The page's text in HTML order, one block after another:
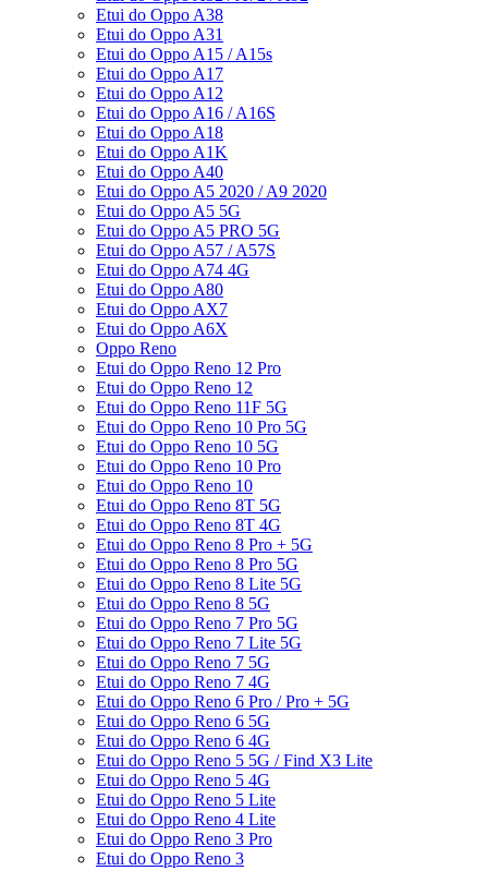
Etui do Oppo A38
Etui do Oppo A31
Etui do Oppo A15 / A15s
Etui do Oppo A17
Etui do Oppo A12
Etui do Oppo A16 / A16S
Etui do Oppo A18
Etui do Oppo A1K
Etui do Oppo A40
Etui do Oppo A5 2020 / A9 2020
Etui do Oppo A5 5G
Etui do Oppo A5 PRO 5G
Etui do Oppo A57 / A57S
Etui do Oppo A74 4G
Etui do Oppo A80
Etui do Oppo AX7
Etui do Oppo A6X
Oppo Reno
Etui do Oppo Reno 12 Pro
Etui do Oppo Reno 12
Etui do Oppo Reno 11F 5G
Etui do Oppo Reno 10 Pro 5G
Etui do Oppo Reno 10 5G
Etui do Oppo Reno 10 Pro
Etui do Oppo Reno 10
Etui do Oppo Reno 8T 5G
Etui do Oppo Reno 8T 4G
Etui do Oppo Reno 8 Pro + 5G
Etui do Oppo Reno 8 Pro 5G
Etui do Oppo Reno 8 Lite 5G
Etui do Oppo Reno 8 5G
Etui do Oppo Reno 7 Pro 5G
Etui do Oppo Reno 7 Lite 5G
Etui do Oppo Reno 7 5G
Etui do Oppo Reno 7 4G
Etui do Oppo Reno 6 Pro / Pro + 5G
Etui do Oppo Reno 6 5G
Etui do Oppo Reno 6 4G
Etui do Oppo Reno 5 5G / Find X3 Lite
Etui do Oppo Reno 5 4G
Etui do Oppo Reno 5 Lite
Etui do Oppo Reno 4 Lite
Etui do Oppo Reno 3 Pro
Etui do Oppo Reno 3